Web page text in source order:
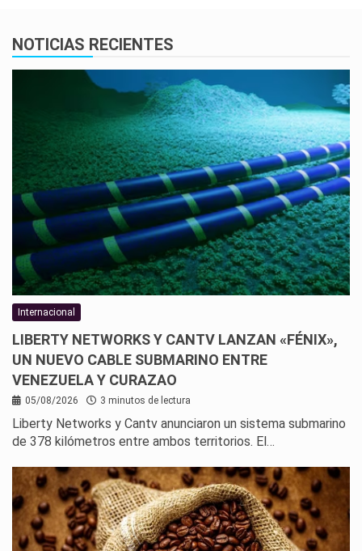
NOTICIAS RECIENTES
Internacional
LIBERTY NETWORKS Y CANTV LANZAN «FÉNIX»,
UN NUEVO CABLE SUBMARINO ENTRE
VENEZUELA Y CURAZAO
05/08/2026 3 minutos de lectura
Liberty Networks y Cantv anunciaron un sistema submarino
de 378 kilómetros entre ambos territorios. El…